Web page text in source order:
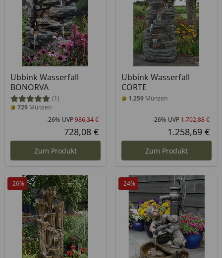
Ubbink Wasserfall
BONORVA
(1)
729 Münzen
Rabatt in Prozent
-26%
Ursprünglicher Preis
UVP986,34 €
Aktueller Preis
728,08 €
Zum Produkt
Ubbink Wasserfall
CORTE
1.259Münzen
-26% UVP1.702,88 €
1.258,69 €
Zum Produkt
-26% -24%